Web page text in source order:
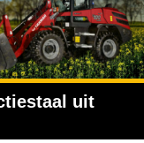
uit